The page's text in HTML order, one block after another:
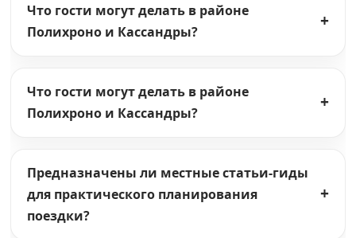
Что гости могут делать в районе
Полихроно и Кассандры?
Что гости могут делать в районе
Полихроно и Кассандры?
Предназначены ли местные статьи-гиды
для практического планирования
поездки?